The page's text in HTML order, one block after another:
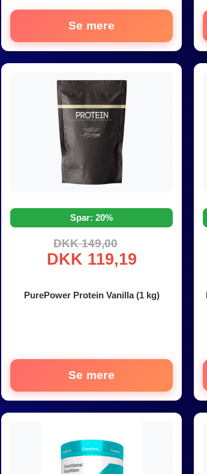
Se mere
Spar: 20%
DKK 149,00
DKK 119,19
PurePower Protein Vanilla (1 kg)
Se mere